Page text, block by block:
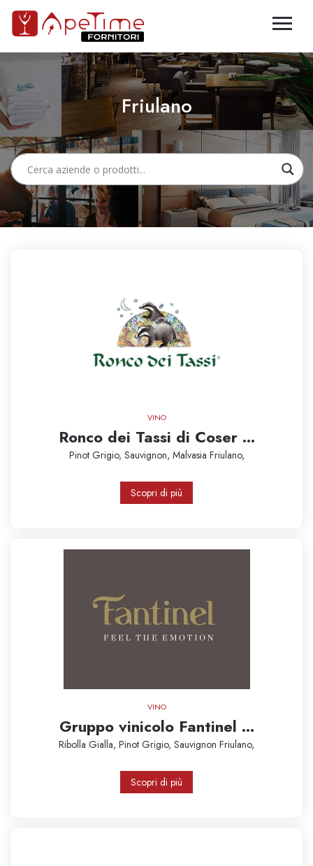
Friulano
VINO
Ronco dei Tassi di Coser ...
Pinot Grigio, Sauvignon, Malvasia Friulano,
Scopri di più
VINO
Gruppo vinicolo Fantinel ...
Ribolla Gialla, Pinot Grigio, Sauvignon Friulano,
Scopri di più